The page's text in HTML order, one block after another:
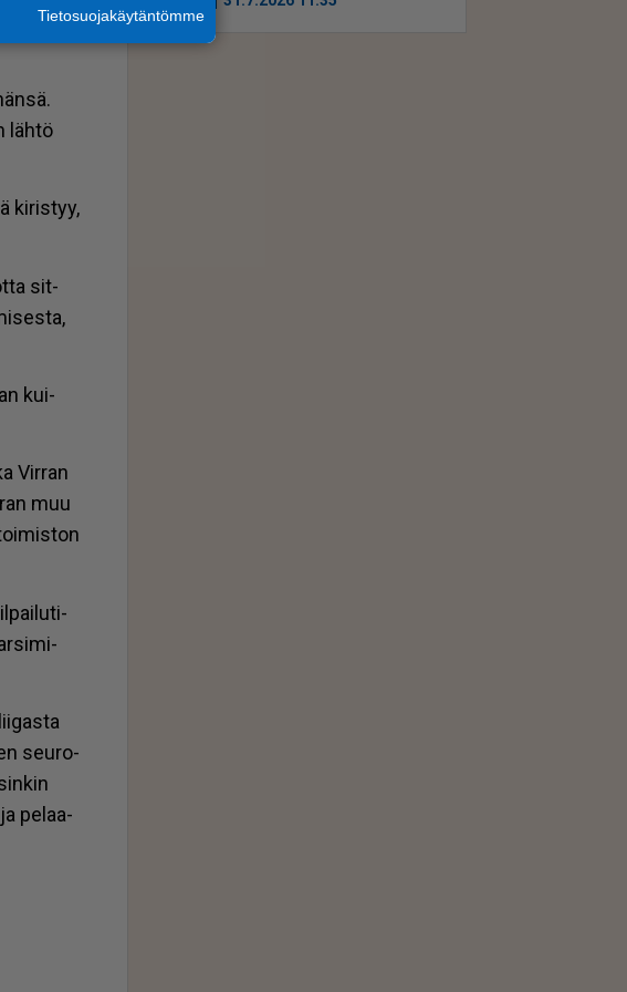
nou­
läh­tö
ki­ris­tyy,
sit­
kui­
Vir­ran
muu
seu­ro­
pe­laa­
Tietosuojakäytäntömme